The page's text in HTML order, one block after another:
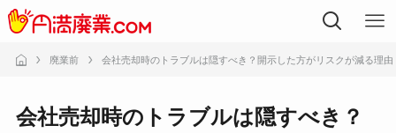
廃業前 会社売却時のトラブルは隠すべき？開示した方がリスクが減る理由
会社売却時のトラブルは隠すべき？